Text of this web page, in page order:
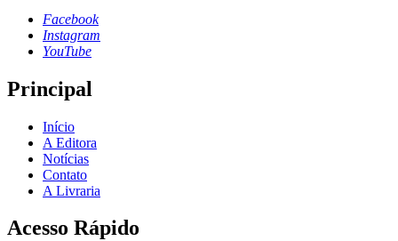
Facebook
Instagram
YouTube
Principal
Início
A Editora
Notícias
Contato
A Livraria
Acesso Rápido